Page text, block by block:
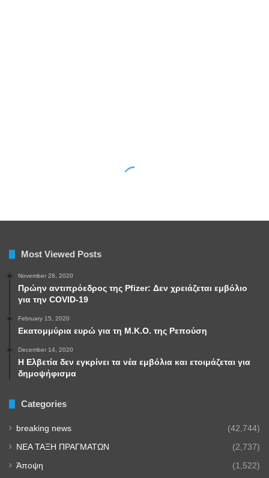
Most Viewed Posts
November 28, 2020
Πρώην αντιπρόεδρος της Pfizer: Δεν χρειάζεται εμβόλιο
για την COVID-19
February 15, 2020
Εκατομμύρια ευρώ για τη Μ.Κ.Ο. της Ρεπούση
December 14, 2020
Η Ελβετία δεν εγκρίνει τα νέα εμβόλια και ετοιμάζεται για
δημοψήφισμα
Categories
breaking news (42,744)
NEA TAΞΗ ΠΡΑΓΜΑΤΩΝ (2,737)
Άποψη (1,522)